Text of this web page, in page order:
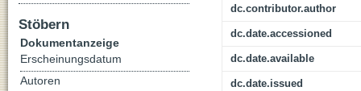
dc.contributor.author
dc.date.accessioned
dc.date.available
dc.date.issued
Stöbern
Dokumentanzeige
Erscheinungsdatum
Autoren